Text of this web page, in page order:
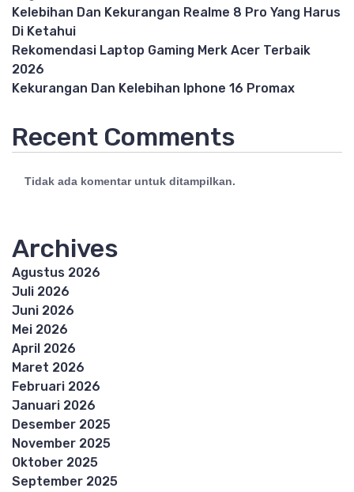
Kelebihan Dan Kekurangan Realme 8 Pro Yang Harus
Di Ketahui
Rekomendasi Laptop Gaming Merk Acer Terbaik
2026
Kekurangan Dan Kelebihan Iphone 16 Promax
Recent Comments
Tidak ada komentar untuk ditampilkan.
Archives
Agustus 2026
Juli 2026
Juni 2026
Mei 2026
April 2026
Maret 2026
Februari 2026
Januari 2026
Desember 2025
November 2025
Oktober 2025
September 2025